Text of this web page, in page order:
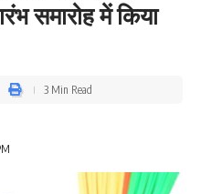
समारोह में किया
3 Min Read